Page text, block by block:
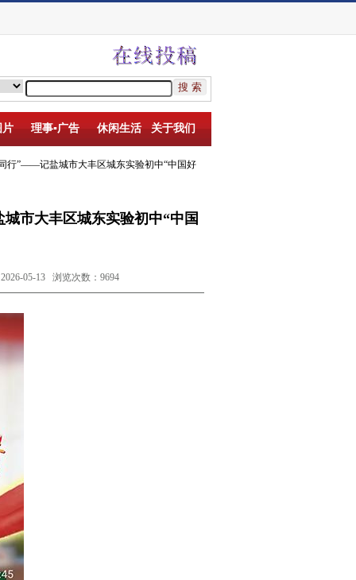
片 理事▪广告 休闲生活 关于我们
行”——记盐城市大丰区城东实验初中“中国好
市大丰区城东实验初中“中国
05-13 浏览次数：9694